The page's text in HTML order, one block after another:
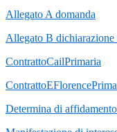
Allegato A domanda
Allegato B dichiarazione
ContrattoCailPrimaria
Determina di